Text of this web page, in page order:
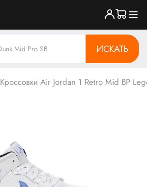
ИСКАТЬ
Кроссовки Air Jordan 1 Retro Mid BP